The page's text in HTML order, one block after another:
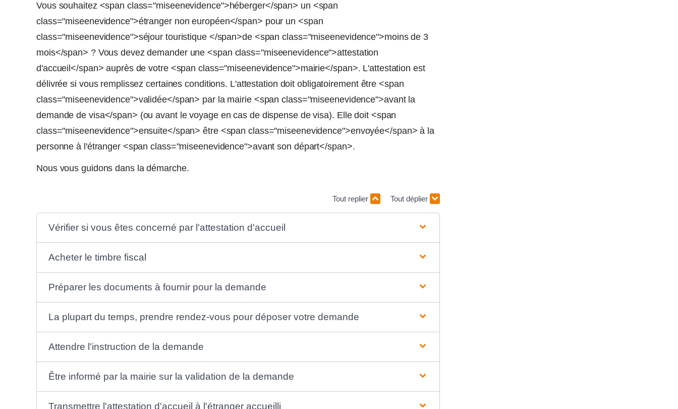
Vous souhaitez <span class="miseenevidence">héberger</span> un <span
class="miseenevidence">étranger non européen</span> pour un <span
class="miseenevidence">séjour touristique </span>de <span class="miseenevidence">moins de 3
mois</span> ? Vous devez demander une <span class="miseenevidence">attestation
d'accueil</span> auprès de votre <span class="miseenevidence">mairie</span>. L'attestation est
délivrée si vous remplissez certaines conditions. L'attestation doit obligatoirement être <span
class="miseenevidence">validée</span> par la mairie <span class="miseenevidence">avant la
demande de visa</span> (ou avant le voyage en cas de dispense de visa). Elle doit <span
class="miseenevidence">ensuite</span> être <span class="miseenevidence">envoyée</span> à la
personne à l'étranger <span class="miseenevidence">avant son départ</span>.
Nous vous guidons dans la démarche.
Tout replier Tout déplier
Vérifier si vous êtes concerné par l'attestation d'accueil
Acheter le timbre fiscal
Préparer les documents à fournir pour la demande
La plupart du temps, prendre rendez-vous pour déposer votre demande
Attendre l'instruction de la demande
Être informé par la mairie sur la validation de la demande
Transmettre l'attestation d'accueil à l'étranger accueilli